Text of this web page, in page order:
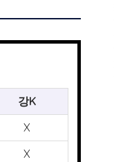
강K
X
X